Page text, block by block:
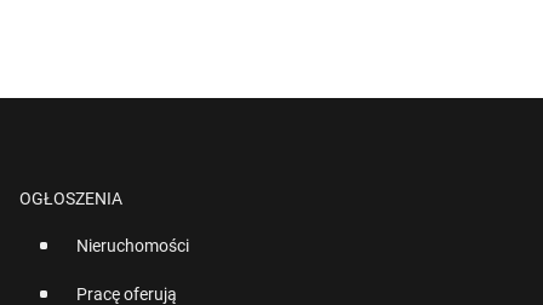
OGŁOSZENIA
Nieruchomości
Pracę oferują